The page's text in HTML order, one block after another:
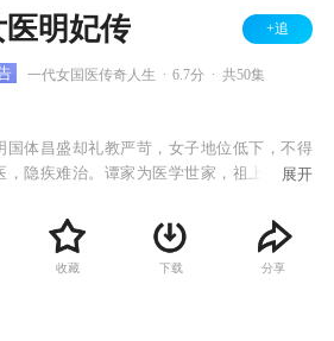
医明妃传 +追
一代女国医传奇人生 6.7分 共50集
国体昌盛却礼教严苛，女子地位低下，不得
，隐疾难治。谭家为医学世家，祖上几代均
祖训，后世不得行医。但聪慧的谭允贤从小
目染，偷偷随祖母学习中医知识，不仅悬壶
、妙手仁心，得到了普通百姓的赞扬和支
展开
收藏 下载 分享